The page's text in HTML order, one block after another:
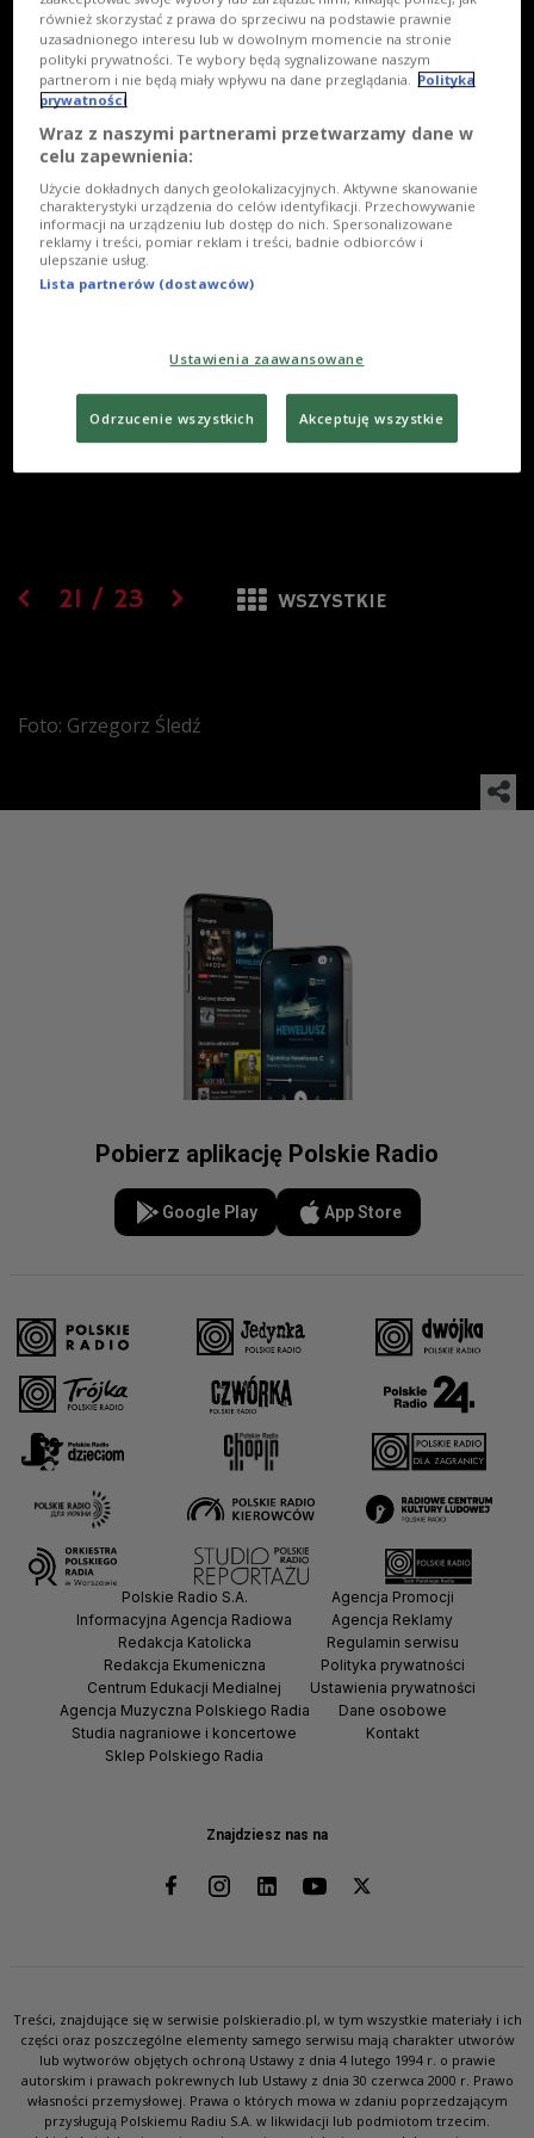
21 / 23 WSZYSTKIE
Foto: Grzegorz Śledź
Pobierz aplikację Polskie Radio
Google Play App Store
Znajdziesz nas na
Polskie Radio S.A.
Informacyjna Agencja Radiowa
Redakcja Katolicka
Redakcja Ekumeniczna
Centrum Edukacji Medialnej
Agencja Muzyczna Polskiego Radia
Studia nagraniowe i koncertowe
Sklep Polskiego Radia
Agencja Promocji
Agencja Reklamy
Regulamin serwisu
Polityka prywatności
Ustawienia prywatności
Dane osobowe
Kontakt
Treści, znajdujące się w serwisie polskieradio.pl, w tym wszystkie materiały i ich
części oraz poszczególne elementy samego serwisu mają charakter utworów
lub wytworów objętych ochroną Ustawy z dnia 4 lutego 1994 r. o prawie
autorskim i prawach pokrewnych lub Ustawy z dnia 30 czerwca 2000 r. Prawo
własności przemysłowej. Prawa o których mowa w zdaniu poprzedzającym
przysługują Polskiemu Radiu S.A. w likwidacji lub podmiotom trzecim.
również skorzystać z prawa do sprzeciwu na podstawie prawnie
uzasadnionego interesu lub w dowolnym momencie na stronie
polityki prywatności. Te wybory będą sygnalizowane naszym
partnerom i nie będą miały wpływu na dane przeglądania. Polityka
prywatności
Wraz z naszymi partnerami przetwarzamy dane w
celu zapewnienia:
Użycie dokładnych danych geolokalizacyjnych. Aktywne skanowanie
charakterystyki urządzenia do celów identyfikacji. Przechowywanie
informacji na urządzeniu lub dostęp do nich. Spersonalizowane
reklamy i treści, pomiar reklam i treści, badnie odbiorców i
ulepszanie usług.
Lista partnerów (dostawców)
Ustawienia zaawansowane
Odrzucenie wszystkich Akceptuję wszystkie